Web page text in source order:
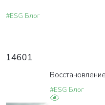
#ESG Блог
14601
#ESG Блог